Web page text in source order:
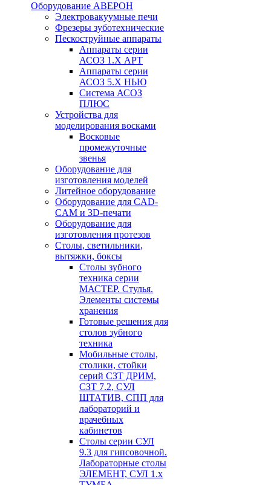
Оборудование АВЕРОН
Электровакуумные печи
Фрезеры зуботехнические
Пескоструйные аппараты
Аппараты серии
АСОЗ 1.Х АРТ
Аппараты серии
АСОЗ 5.Х НЬЮ
Система АСОЗ
ПЛЮС
Устройства для
моделирования восками
Восковые
промежуточные
звенья
Оборудование для
изготовления моделей
Литейное оборудование
Оборудование для CAD-
CAM и 3D-печати
Оборудование для
изготовления протезов
Cтолы, светильники,
вытяжки, боксы
Столы зубного
техника серии
МАСТЕР. Стулья.
Элементы системы
хранения
Готовые решения для
столов зубного
техника
Мобильные столы,
столики, стойки
серий СЗТ ДРИМ,
СЗТ 7.2, СУЛ
ШТАТИВ, СПП для
лабораторий и
врачебных
кабинетов
Столы серии СУЛ
9.3 для гипсовочной.
Лабораторные столы
ЭЛЕМЕНТ, СУЛ 1.х